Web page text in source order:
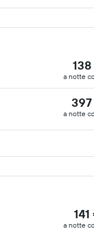
a notte
a notte
a notte